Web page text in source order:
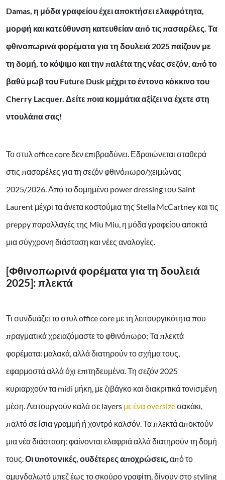
Damas, η μόδα γραφείου έχει αποκτήσει ελαφρότητα,
μορφή και κατεύθυνση κατευθείαν από τις πασαρέλες. Τα
φθινοπωρινά φορέματα για τη δουλειά 2025 παίζουν με
τη δομή, το κόψιμο και την παλέτα της νέας σεζόν, από το
βαθύ μωβ του Future Dusk μέχρι το έντονο κόκκινο του
Cherry Lacquer. Δείτε ποια κομμάτια αξίζει να έχετε στη
ντουλάπα σας!
Το στυλ office core δεν επιβραδύνει. Εδραιώνεται σταθερά
στις πασαρέλες για τη σεζόν φθινόπωρο/χειμώνας
2025/2026. Από το δομημένο power dressing του Saint
Laurent μέχρι τα άνετα κοστούμια της Stella McCartney και τις
preppy παραλλαγές της Miu Miu, η μόδα γραφείου αποκτά
μια σύγχρονη διάσταση και νέες αναλογίες.
[Φθινοπωρινά φορέματα για τη δουλειά
2025]: πλεκτά
Τι συνδυάζει το στυλ office core με τη λειτουργικότητα που
πραγματικά χρειαζόμαστε το φθινόπωρο; Τα πλεκτά
φορέματα: μαλακά, αλλά διατηρούν το σχήμα τους,
εφαρμοστά αλλά όχι επιτηδευμένα. Τη σεζόν 2025
κυριαρχούν τα midi μήκη, με ζιβάγκο και διακριτικά τονισμένη
μέση. Λειτουργούν καλά σε layers με ένα oversizeσακάκι,
παλτό σε ίσια γραμμή ή χοντρό καλσόν. Τα πλεκτά αποκτούν
μια νέα διάσταση: φαίνονται ελαφριά αλλά διατηρούν τη δομή
τους.Οι υποτονικές, ουδέτερες αποχρώσεις, από το
αμυγδαλωτό μπεζ έως το σκούρο γραφίτη, δίνουν στο styling